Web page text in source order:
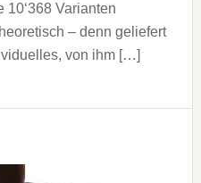
10‘368 Varianten
– denn geliefert
von ihm […]